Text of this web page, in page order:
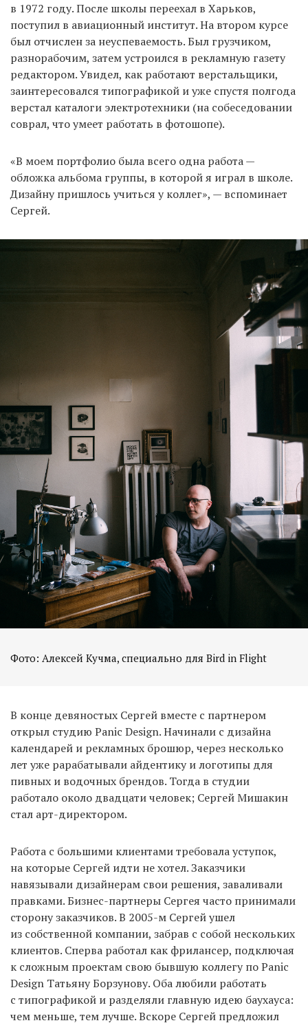
в 1972 году. После школы переехал в Харьков,
поступил в авиационный институт. На втором курсе
был отчислен за неуспеваемость. Был грузчиком,
разнорабочим, затем устроился в рекламную газету
редактором. Увидел, как работают верстальщики,
заинтересовался типографикой и уже спустя полгода
верстал каталоги электротехники (на собеседовании
соврал, что умеет работать в фотошопе).
«В моем портфолио была всего одна работа —
обложка альбома группы, в которой я играл в школе.
Дизайну пришлось учиться у коллег», — вспоминает
Сергей.
Фото: Алексей Кучма, специально для Bird in Flight
В конце девяностых Сергей вместе с партнером
открыл студию Panic Design. Начинали с дизайна
календарей и рекламных брошюр, через несколько
лет уже рарабатывали айдентику и логотипы для
пивных и водочных брендов. Тогда в студии
работало около двадцати человек; Сергей Мишакин
стал арт-директором.
Работа с большими клиентами требовала уступок,
на которые Сергей идти не хотел. Заказчики
навязывали дизайнерам свои решения, заваливали
правками. Бизнес-партнеры Сергея часто принимали
сторону заказчиков. В 2005-м Сергей ушел
из собственной компании, забрав с собой нескольких
клиентов. Сперва работал как фрилансер, подключая
к сложным проектам свою бывшую коллегу по Panic
Design Татьяну Борзунову. Оба любили работать
с типографикой и разделяли главную идею баухауса:
чем меньше, тем лучше. Вскоре Сергей предложил